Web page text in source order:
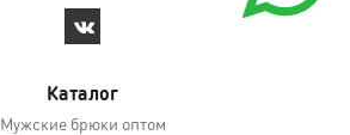
Каталог
Мужские брюки оптом